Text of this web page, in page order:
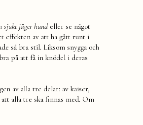
sjukt jäger hund eller se något
effekten av att ha gått runt i
så bra stil. Liksom snygga och
på att få in knödel i deras
av alla tre delar: av kaiser,
alla tre ska finnas med. Om